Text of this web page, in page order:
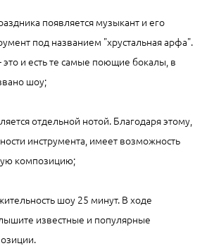
появляется музыкант и его
под названием "хрустальная арфа".
это и есть те самые поющие бокалы, в
шоу;
отдельной нотой. Благодаря этому,
инструмента, имеет возможность
композицию;
шоу 25 минут. В ходе
известные и популярные